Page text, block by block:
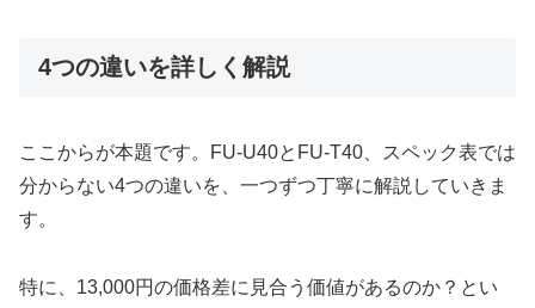
4つの違いを詳しく解説
ここからが本題です。FU-U40とFU-T40、スペック表では
分からない4つの違いを、一つずつ丁寧に解説していきま
す。
特に、13,000円の価格差に見合う価値があるのか？とい